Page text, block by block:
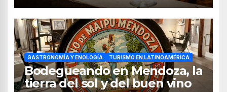
GASTRONOMÍA Y ENOLOGÍA TURISMO EN LATINOAMÉRICA
Bodegueando en Mendoza, la
tierra del sol y del buen vino